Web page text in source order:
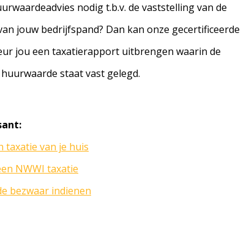
nodig t.b.v. de vaststelling van de
jouw bedrijfspand? Dan kan onze gecertificeerde
jou een taxatierapport uitbrengen waarin de
staat vast gelegd.
taxatie van je huis
NWWI taxatie
bezwaar indienen